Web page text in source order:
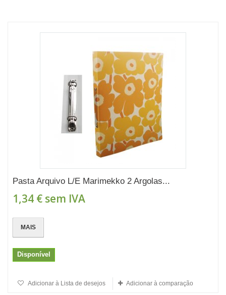
Pasta Arquivo L/E Marimekko 2 Argolas...
1,34 € sem IVA
MAIS
Disponível
Adicionar à Lista de desejos Adicionar à comparação